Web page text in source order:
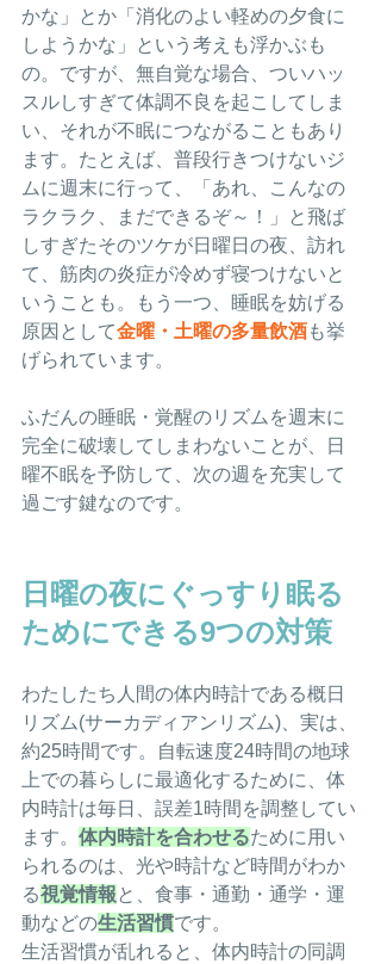
かな」とか「消化のよい軽めの夕食に
しようかな」という考えも浮かぶも
の。ですが、無自覚な場合、ついハッ
スルしすぎて体調不良を起こしてしま
い、それが不眠につながることもあり
ます。たとえば、普段行きつけないジ
ムに週末に行って、「あれ、こんなの
ラクラク、まだできるぞ～！」と飛ば
しすぎたそのツケが日曜日の夜、訪れ
て、筋肉の炎症が冷めず寝つけないと
いうことも。もう一つ、睡眠を妨げる
原因として金曜・土曜の多量飲酒も挙
げられています。
ふだんの睡眠・覚醒のリズムを週末に
完全に破壊してしまわないことが、日
曜不眠を予防して、次の週を充実して
過ごす鍵なのです。
日曜の夜にぐっすり眠る
ためにできる9つの対策
わたしたち人間の体内時計である概日
リズム(サーカディアンリズム)、実は、
約25時間です。自転速度24時間の地球
上での暮らしに最適化するために、体
内時計は毎日、誤差1時間を調整してい
ます。 体内時計を合わせるために用い
られるのは、光や時計など時間がわか
る視覚情報 と、食事・通勤・通学・運
動などの生活習慣です。
生活習慣が乱れると、体内時計の同調